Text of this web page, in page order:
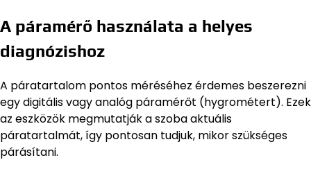
A páramérő használata a helyes
diagnózishoz
A páratartalom pontos méréséhez érdemes beszerezni
egy digitális vagy analóg páramérőt (hygrométert). Ezek
az eszközök megmutatják a szoba aktuális
páratartalmát, így pontosan tudjuk, mikor szükséges
párásítani.